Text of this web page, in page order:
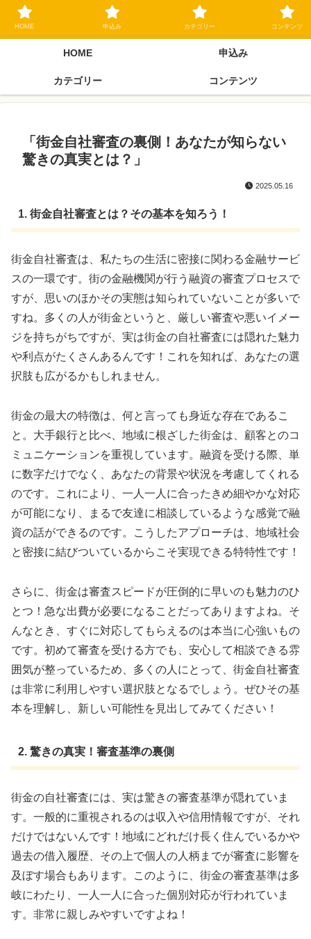
ブラックリスト長期延滞中でもOK 独自審査フリーローン 在籍確認なしの街
金クローネにご相談ください
HOME 申込み
カテゴリー コンテンツ
「街金自社審査の裏側！あなたが知らない
驚きの真実とは？」
2025.05.16
1. 街金自社審査とは？その基本を知ろう！
街金自社審査は、私たちの生活に密接に関わる金融サービ
スの一環です。街の金融機関が行う融資の審査プロセスで
すが、思いのほかその実態は知られていないことが多いで
すね。多くの人が街金というと、厳しい審査や悪いイメー
ジを持ちがちですが、実は街金の自社審査には隠れた魅力
や利点がたくさんあるんです！これを知れば、あなたの選
択肢も広がるかもしれません。
街金の最大の特徴は、何と言っても身近な存在であるこ
と。大手銀行と比べ、地域に根ざした街金は、顧客とのコ
ミュニケーションを重視しています。融資を受ける際、単
に数字だけでなく、あなたの背景や状況を考慮してくれる
のです。これにより、一人一人に合ったきめ細やかな対応
が可能になり、まるで友達に相談しているような感覚で融
資の話ができるのです。こうしたアプローチは、地域社会
と密接に結びついているからこそ実現できる特特性です！
さらに、街金は審査スピードが圧倒的に早いのも魅力のひ
とつ！急な出費が必要になることだってありますよね。そ
んなとき、すぐに対応してもらえるのは本当に心強いもの
です。初めて審査を受ける方でも、安心して相談できる雰
囲気が整っているため、多くの人にとって、街金自社審査
は非常に利用しやすい選択肢となるでしょう。ぜひその基
本を理解し、新しい可能性を見出してみてください！
2. 驚きの真実！審査基準の裏側
街金の自社審査には、実は驚きの審査基準が隠れていま
す。一般的に重視されるのは収入や信用情報ですが、それ
だけではないんです！地域にどれだけ長く住んでいるかや
過去の借入履歴、その上で個人の人柄までが審査に影響を
及ぼす場合もあります。このように、街金の審査基準は多
岐にわたり、一人一人に合った個別対応が行われていま
す。非常に親しみやすいですよね！
HOME 申込み カテゴリー コンテンツ